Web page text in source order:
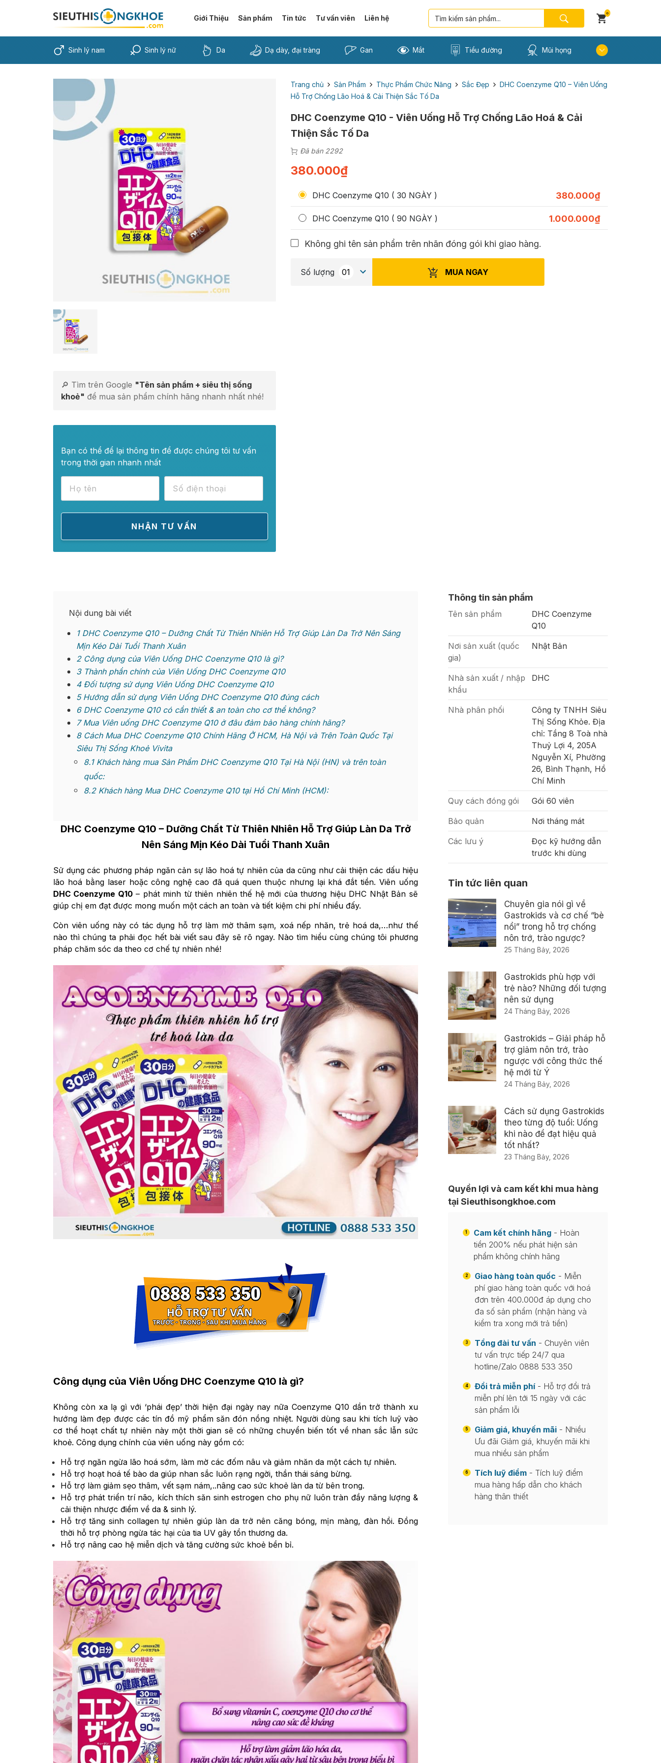
Giới Thiệu Sản phẩm Tin tức Tư vấn viên Liên hệ
0
Sinh lý nam Sinh lý nữ Da Dạ dày, đại tràng Gan Mắt Tiểu đường Mũi họng
🔎 Tìm trên Google "Tên sản phẩm + siêu thị sống
khoẻ" để mua sản phẩm chính hãng nhanh nhất nhé!
Bạn có thể để lại thông tin để được chúng tôi tư vấn
trong thời gian nhanh nhất
Trang chủ Sản Phẩm Thực Phẩm Chức Năng Sắc Đẹp
DHC Coenzyme Q10 – Viên Uống
Hỗ Trợ Chống Lão Hoá & Cải Thiện Sắc Tố Da
DHC Coenzyme Q10 - Viên Uống Hỗ Trợ Chống Lão Hoá & Cải
Thiện Sắc Tố Da
Đã bán 2292
380.000₫
DHC Coenzyme Q10 ( 30 NGÀY ) 380.000₫
DHC Coenzyme Q10 ( 90 NGÀY ) 1.000.000₫
Không ghi tên sản phẩm trên nhãn đóng gói khi giao hàng.
Số lượng MUA NGAY
Nội dung bài viết
1DHC Coenzyme Q10 – Dưỡng Chất Từ Thiên Nhiên Hỗ Trợ Giúp Làn Da Trở Nên Sáng
Mịn Kéo Dài Tuổi Thanh Xuân
2Công dụng của Viên Uống DHC Coenzyme Q10 là gì?
3Thành phần chính của Viên Uống DHC Coenzyme Q10
4Đối tượng sử dụng Viên Uống DHC Coenzyme Q10
5Hướng dẫn sử dụng Viên Uống DHC Coenzyme Q10 đúng cách
6DHC Coenzyme Q10 có cần thiết & an toàn cho cơ thể không?
7Mua Viên uống DHC Coenzyme Q10 ở đâu đảm bảo hàng chính hãng?
8Cách Mua DHC Coenzyme Q10 Chính Hãng Ở HCM, Hà Nội và Trên Toàn Quốc Tại
Siêu Thị Sống Khoẻ Vivita
8.1Khách hàng mua Sản Phẩm DHC Coenzyme Q10 Tại Hà Nội (HN) và trên toàn
quốc:
8.2Khách hàng Mua DHC Coenzyme Q10 tại Hồ Chí Minh (HCM):
DHC Coenzyme Q10 – Dưỡng Chất Từ Thiên Nhiên Hỗ Trợ Giúp Làn Da Trở
Nên Sáng Mịn Kéo Dài Tuổi Thanh Xuân
Sử dụng các phương pháp ngăn cản sự lão hoá tự nhiên của da cũng như cải thiện các dấu hiệu
lão hoá bằng laser hoặc công nghệ cao đã quá quen thuộc nhưng lại khá đắt tiền.Viên uống
DHC Coenzyme Q10– phát minh từ thiên nhiên thế hệ mới của thương hiệu DHC Nhật Bản sẽ
giúp chị em đạt được mong muốn một cách an toàn và tiết kiệm chi phí nhiều đấy.
Còn viên uống này có tác dụng hỗ trợ làm mờ thâm sạm, xoá nếp nhăn, trẻ hoá da,…như thế
nào thì chúng ta phải đọc hết bài viết sau đây sẽ rõ ngay. Nào tìm hiểu cùng chúng tôi phương
pháp chăm sóc da theo cơ chế tự nhiên nhé!
Công dụng của Viên Uống DHC Coenzyme Q10 là gì?
Không còn xa lạ gì với ‘phái đẹp’ thời hiện đại ngày nay nữa Coenzyme Q10 dần trở thành xu
hướng làm đẹp được các tín đồ mỹ phẩm săn đón nồng nhiệt. Người dùng sau khi tích luỹ vào
cơ thể hoạt chất tự nhiên này một thời gian sẽ có những chuyển biến tốt về nhan sắc lẫn sức
khoẻ. Công dụng chính của viên uống này gồm có:
Hỗ trợ ngăn ngừa lão hoá sớm, làm mờ các đốm nâu và giảm nhăn da một cách tự nhiên.
Hỗ trợ hoạt hoá tế bào da giúp nhan sắc luôn rạng ngời, thần thái sáng bừng.
Hỗ trợ làm giảm sẹo thâm, vết sạm nám,..nâng cao sức khoẻ làn da từ bên trong.
Hỗ trợ phát triển trí não, kích thích săn sinh estrogen cho phụ nữ luôn tràn đầy năng lượng &
cải thiện nhược điểm về da & sinh lý.
Hỗ trợ tăng sinh collagen tự nhiên giúp làn da trở nên căng bóng, mịn màng, đàn hồi. Đồng
thời hỗ trợ phòng ngừa tác hại của tia UV gây tổn thương da.
Hỗ trợ nâng cao hệ miễn dịch và tăng cường sức khoẻ bền bỉ.
Thông tin sản phẩm
Tên sản phẩm
DHC Coenzyme
Q10
Nơi sản xuất (quốc
gia)
Nhật Bản
Nhà sản xuất / nhập
khẩu
DHC
Nhà phân phối
Công ty TNHH Siêu
Thị Sống Khỏe. Địa
chỉ: Tầng 8 Toà nhà
Thuỷ Lợi 4, 205A
Nguyễn Xí, Phường
26, Bình Thạnh, Hồ
Chí Minh
Quy cách đóng gói Gói 60 viên
Bảo quản Nơi tháng mát
Các lưu ý
Đọc kỹ hướng dẫn
trước khi dùng
Tin tức liên quan
Chuyên gia nói gì về
Gastrokids và cơ chế “bè
nổi” trong hỗ trợ chống
nôn trớ, trào ngược?
25 Tháng Bảy, 2026
Gastrokids phù hợp với
trẻ nào? Những đối tượng
nên sử dụng
24 Tháng Bảy, 2026
Gastrokids – Giải pháp hỗ
trợ giảm nôn trớ, trào
ngược với công thức thế
hệ mới từ Ý
24 Tháng Bảy, 2026
Cách sử dụng Gastrokids
theo từng độ tuổi: Uống
khi nào để đạt hiệu quả
tốt nhất?
23 Tháng Bảy, 2026
Quyền lợi và cam kết khi mua hàng
tại Sieuthisongkhoe.com
1 Cam kết chính hãng - Hoàn
tiền 200% nếu phát hiện sản
phẩm không chính hãng
2 Giao hàng toàn quốc - Miễn
phí giao hàng toàn quốc với hoá
đơn trên 400.000đ áp dụng cho
đa số sản phẩm (nhận hàng và
kiểm tra xong mới trả tiền)
3 Tổng đài tư vấn - Chuyên viên
tư vấn trực tiếp 24/7 qua
hotline/Zalo 0888 533 350
4 Đổi trả miễn phí- Hỗ trợ đổi trả
miễn phí lên tới 15 ngày với các
sản phẩm lỗi
5 Giảm giá, khuyến mãi - Nhiều
Ưu đãi Giảm giá, khuyến mãi khi
mua nhiều sản phẩm
6 Tích luỹ điểm - Tích luỹ điểm
mua hàng hấp dẫn cho khách
hàng thân thiết